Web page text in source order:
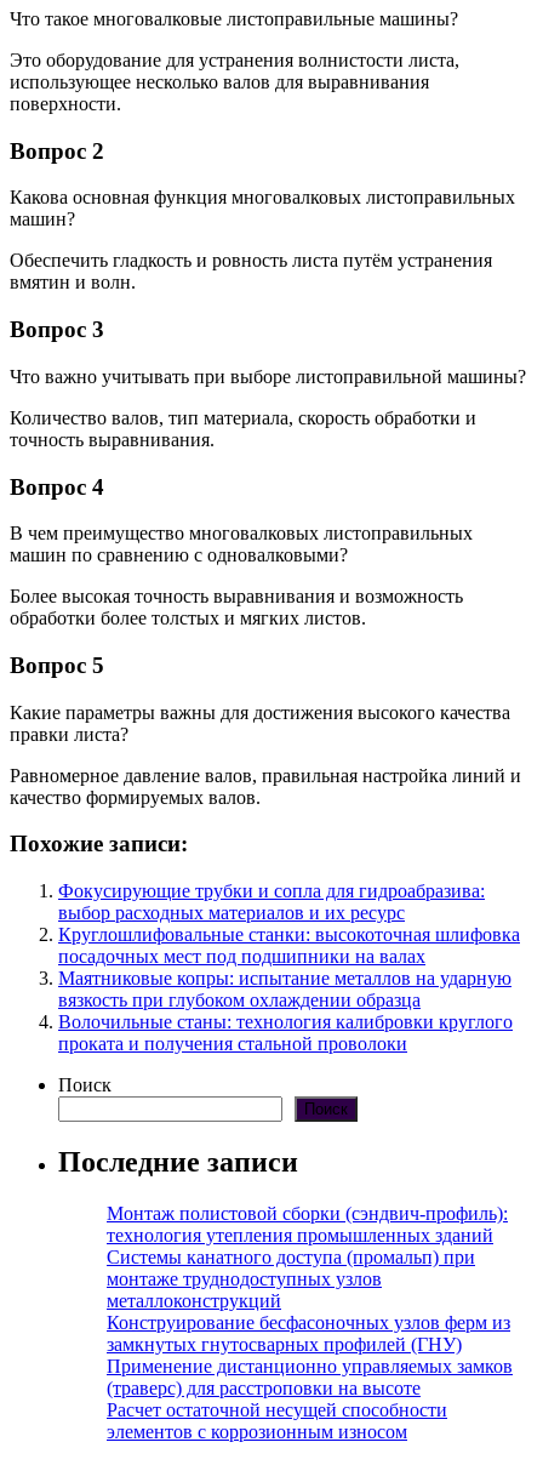
Что такое многовалковые листоправильные машины?
Это оборудование для устранения волнистости листа,
использующее несколько валов для выравнивания
поверхности.
Вопрос 2
Какова основная функция многовалковых листоправильных
машин?
Обеспечить гладкость и ровность листа путём устранения
вмятин и волн.
Вопрос 3
Что важно учитывать при выборе листоправильной машины?
Количество валов, тип материала, скорость обработки и
точность выравнивания.
Вопрос 4
В чем преимущество многовалковых листоправильных
машин по сравнению с одновалковыми?
Более высокая точность выравнивания и возможность
обработки более толстых и мягких листов.
Вопрос 5
Какие параметры важны для достижения высокого качества
правки листа?
Равномерное давление валов, правильная настройка линий и
качество формируемых валов.
Похожие записи:
Фокусирующие трубки и сопла для гидроабразива:
выбор расходных материалов и их ресурс
Круглошлифовальные станки: высокоточная шлифовка
посадочных мест под подшипники на валах
Маятниковые копры: испытание металлов на ударную
вязкость при глубоком охлаждении образца
Волочильные станы: технология калибровки круглого
проката и получения стальной проволоки
Поиск
Поиск
Последние записи
Монтаж полистовой сборки (сэндвич-профиль):
технология утепления промышленных зданий
Системы канатного доступа (промальп) при
монтаже труднодоступных узлов
металлоконструкций
Конструирование бесфасоночных узлов ферм из
замкнутых гнутосварных профилей (ГНУ)
Применение дистанционно управляемых замков
(траверс) для расстроповки на высоте
Расчет остаточной несущей способности
элементов с коррозионным износом